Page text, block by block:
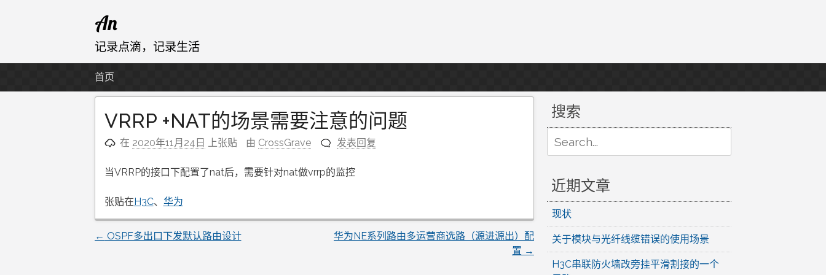
跳
至
内
An
记录点滴，记录生活
首页
VRRP +NAT的场景需要注意的问题
在 2020年11月24日 上张贴 由 CrossGrave 发表回复
当VRRP的接口下配置了nat后，需要针对nat做vrrp的监控
张贴在H3C、 华为
文
← OSPF多出口下发默认路由设计
华为NE系列路由多运营商选路（源进源出）配
置 →
搜索
for:
近期文章
现状
关于模块与光纤线缆错误的使用场景
H3C串联防火墙改旁挂平滑割接的一个